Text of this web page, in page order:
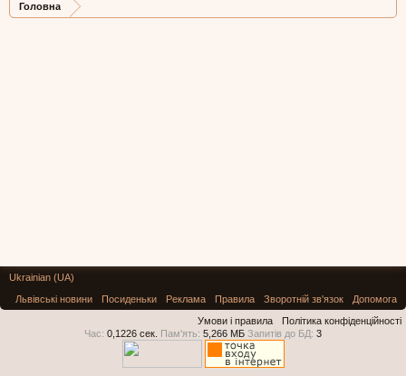
Головна
Ukrainian (UA)
Львівські новини
Посиденьки Реклама Правила Зворотній зв'язок
Допомога
Умови і правила
Політика конфіденційності
Час: 0,1226 сек. Пам'ять: 5,266 МБ Запитів до БД: 3